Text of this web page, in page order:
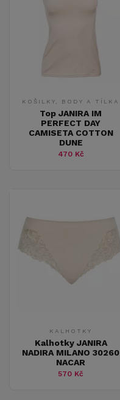
KOŠILKY, BODY A TÍLKA
Top JANIRA IM
PERFECT DAY
CAMISETA COTTON
DUNE
470 Kč
KALHOTKY
Kalhotky JANIRA
NADIRA MILANO 30260
NACAR
570 Kč